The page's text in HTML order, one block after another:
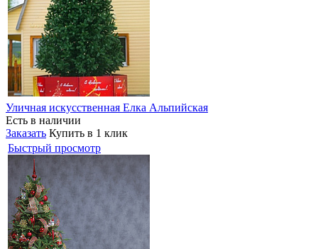
Уличная искусственная Елка Альпийская
Есть в наличии
Заказать Купить в 1 клик
Быстрый просмотр